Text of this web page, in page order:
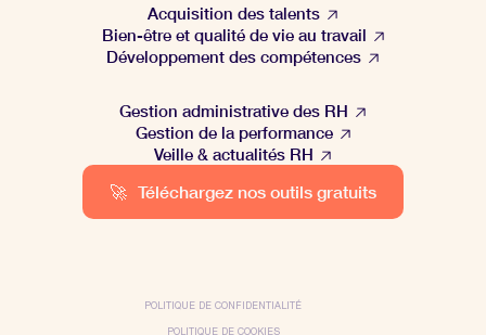
Acquisition des talents
Bien-être et qualité de vie au travail
Développement des compétences
Gestion administrative des RH
Gestion de la performance
Veille & actualités RH
🚀 Téléchargez nos outils gratuits
POLITIQUE DE CONFIDENTIALITÉ
POLITIQUE DE COOKIES